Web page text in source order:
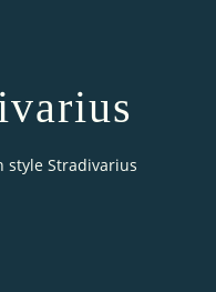
style Stradivarius